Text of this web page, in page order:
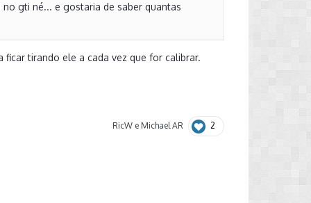
gti né... e gostaria de saber quantas
ficar tirando ele a cada vez que for calibrar.
RicW e Michael AR 2